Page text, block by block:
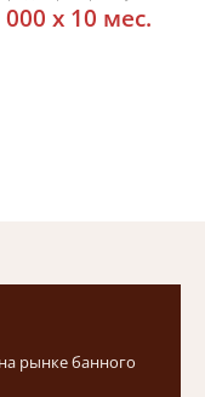
000 x 10 мес.
рынке банного